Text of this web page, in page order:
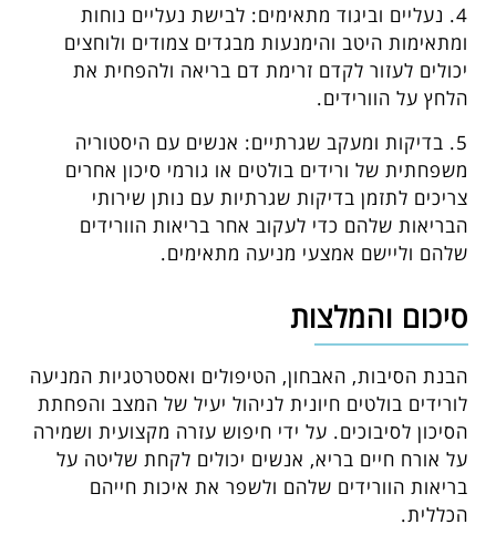
4. נעליים וביגוד מתאימים: לבישת נעליים נוחות
ומתאימות היטב והימנעות מבגדים צמודים ולוחצים
יכולים לעזור לקדם זרימת דם בריאה ולהפחית את
הלחץ על הוורידים.
5. בדיקות ומעקב שגרתיים: אנשים עם היסטוריה
משפחתית של ורידים בולטים או גורמי סיכון אחרים
צריכים לתזמן בדיקות שגרתיות עם נותן שירותי
הבריאות שלהם כדי לעקוב אחר בריאות הוורידים
שלהם וליישם אמצעי מניעה מתאימים.
סיכום והמלצות
הבנת הסיבות, האבחון, הטיפולים ואסטרטגיות המניעה
לורידים בולטים חיונית לניהול יעיל של המצב והפחתת
הסיכון לסיבוכים. על ידי חיפוש עזרה מקצועית ושמירה
על אורח חיים בריא, אנשים יכולים לקחת שליטה על
בריאות הוורידים שלהם ולשפר את איכות חייהם
הכללית.